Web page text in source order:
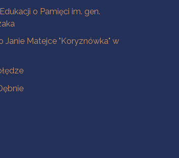
o Pamięci im. gen.
Janie Matejce "Koryznówka" w